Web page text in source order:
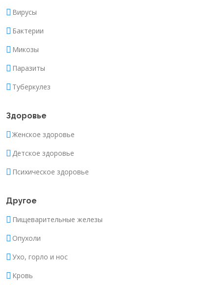
Вирусы
Бактерии
Микозы
Паразиты
Туберкулез
Здоровье
Женское здоровье
Детское здоровье
Психическое здоровье
Другое
Пищеварительные железы
Опухоли
Ухо, горло и нос
Кровь